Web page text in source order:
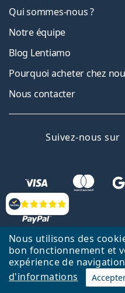
Nous utilisons des
bon fonctionnement et
expérience de
d'informations
Évaluation
Qui sommes-nous ?
Notre équipe
Blog Lentiamo
Pourquoi acheter chez
Nous contacter
Suivez-nous sur
Retour à la
Lentiamo.fr est géré et
Un service